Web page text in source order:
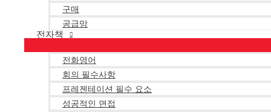
구매
공급망
전자책
전화영어
회의 필수사항
프레젠테이션 필수 요소
성공적인 면접